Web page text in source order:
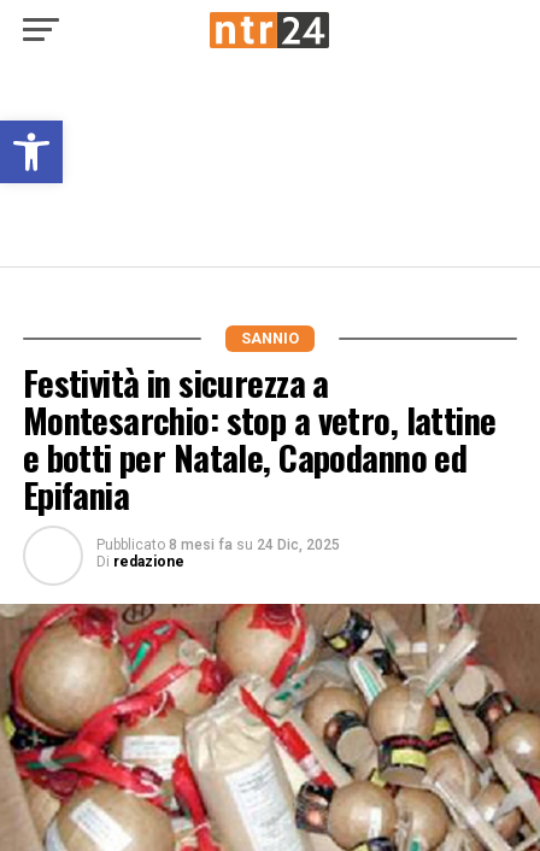
Open toolbar
SANNIO
Festività in sicurezza a
Montesarchio: stop a vetro, lattine
e botti per Natale, Capodanno ed
Epifania
Pubblicato 8 mesi fa su 24 Dic, 2025
Di redazione